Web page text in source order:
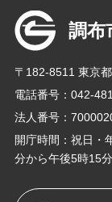
調布
〒182-8511 東京
電話番号：042-
法人番号：
開庁時間：祝日・
分から午後5時15